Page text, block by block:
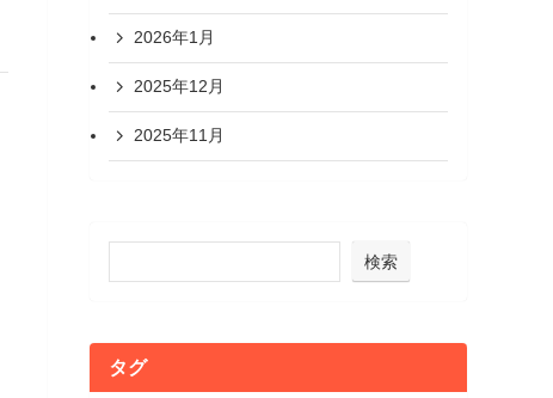
2026年1月
2025年12月
2025年11月
検索
タグ